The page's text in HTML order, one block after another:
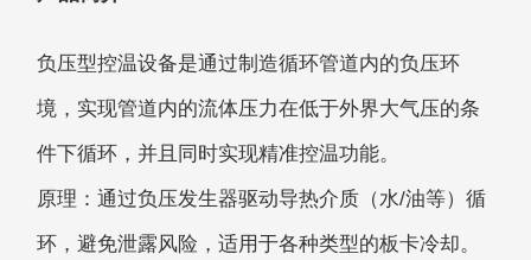
负压型控温设备是通过制造循环管道内的负压环
境，实现管道内的流体压力在低于外界大气压的条
件下循环，并且同时实现精准控温功能。
原理：通过负压发生器驱动导热介质（水/油等）循
环，避免泄露风险，适用于各种类型的板卡冷却。